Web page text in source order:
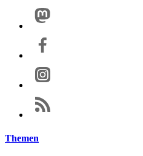
Themen